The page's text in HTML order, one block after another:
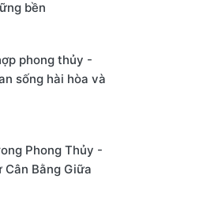
bền
phong thủy -
sống hài hòa và
Phong Thủy -
Cân Bằng Giữa